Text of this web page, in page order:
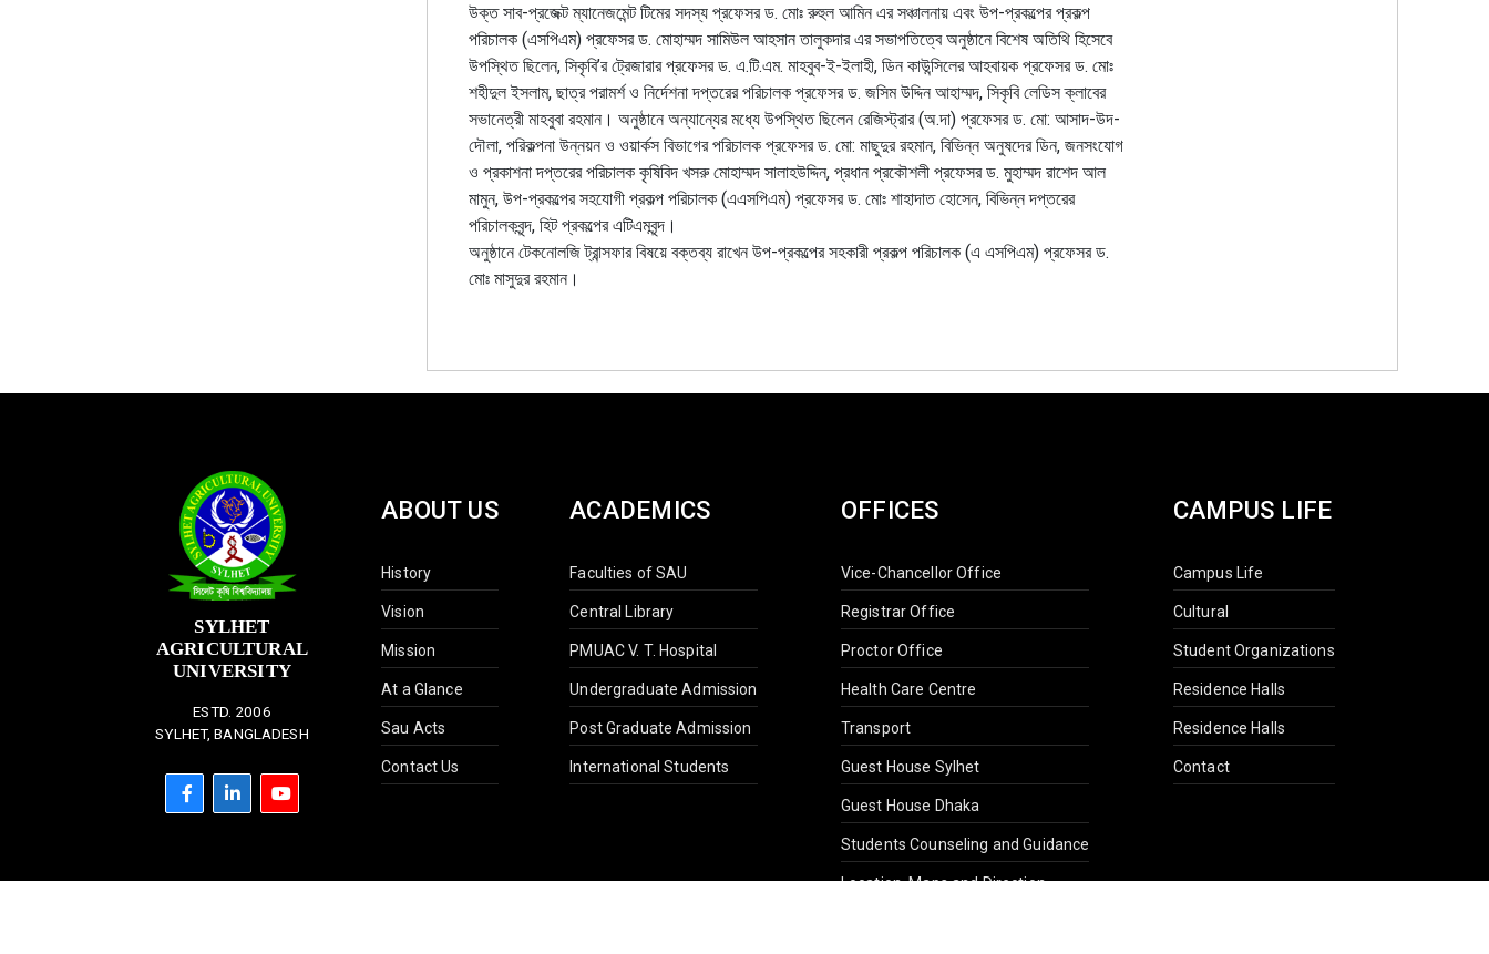
উক্ত সাব-প্রজেক্ট ম্যানেজমেন্ট টিমের সদস্য প্রফেসর ড. মোঃ রুহুল আমিন এর সঞ্চালনায় এবং উপ-প্রকল্পের প্রকল্প
পরিচালক (এসপিএম) প্রফেসর ড. মোহাম্মদ সামিউল আহসান তালুকদার এর সভাপতিত্বে অনুষ্ঠানে বিশেষ অতিথি হিসেবে
উপস্থিত ছিলেন, সিকৃবি’র ট্রেজারার প্রফেসর ড. এ.টি.এম. মাহবুব-ই-ইলাহী, ডিন কাউন্সিলের আহবায়ক প্রফেসর ড. মোঃ
শহীদুল ইসলাম, ছাত্র পরামর্শ ও নির্দেশনা দপ্তরের পরিচালক প্রফেসর ড. জসিম উদ্দিন আহাম্মদ, সিকৃবি লেডিস ক্লাবের
সভানেত্রী মাহবুবা রহমান। অনুষ্ঠানে অন্যান্যের মধ্যে উপস্থিত ছিলেন রেজিস্ট্রার (অ.দা) প্রফেসর ড. মো: আসাদ-উদ-
দৌলা, পরিকল্পনা উন্নয়ন ও ওয়ার্কস বিভাগের পরিচালক প্রফেসর ড. মো: মাছুদুর রহমান, বিভিন্ন অনুষদের ডিন, জনসংযোগ
ও প্রকাশনা দপ্তরের পরিচালক কৃষিবিদ খসরু মোহাম্মদ সালাহউদ্দিন, প্রধান প্রকৌশলী প্রফেসর ড. মুহাম্মদ রাশেদ আল
মামুন, উপ-প্রকল্পের সহযোগী প্রকল্প পরিচালক (এএসপিএম) প্রফেসর ড. মোঃ শাহাদাত হোসেন, বিভিন্ন দপ্তরের
পরিচালকবৃন্দ, হিট প্রকল্পের এটিএমবৃন্দ।
অনুষ্ঠানে টেকনোলজি ট্রান্সফার বিষয়ে বক্তব্য রাখেন উপ-প্রকল্পের সহকারী প্রকল্প পরিচালক (এ এসপিএম) প্রফেসর ড.
মোঃ মাসুদুর রহমান।
SYLHET
AGRICULTURAL
UNIVERSITY
ESTD. 2006
SYLHET, BANGLADESH
ABOUT US
History
Vision
Mission
At a Glance
Sau Acts
Contact Us
ACADEMICS
Faculties of SAU
Central Library
PMUAC V. T. Hospital
Undergraduate Admission
Post Graduate Admission
International Students
OFFICES
Vice-Chancellor Office
Registrar Office
Proctor Office
Health Care Centre
Transport
Guest House Sylhet
Guest House Dhaka
Students Counseling and Guidance
Location, Maps and Direction
CAMPUS LIFE
Campus Life
Cultural
Student Organizations
Residence Halls
Residence Halls
Contact